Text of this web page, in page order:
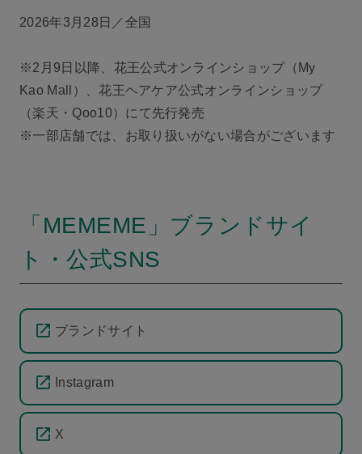
2026年3月28日／全国
※2月9日以降、花王公式オンラインショップ（My
Kao Mall）、花王ヘアケア公式オンラインショップ
（楽天・Qoo10）にて先行発売
※一部店舗では、お取り扱いがない場合がございます
「MEMEME」ブランドサイ
ト・公式SNS
ブランドサイト
Instagram
X